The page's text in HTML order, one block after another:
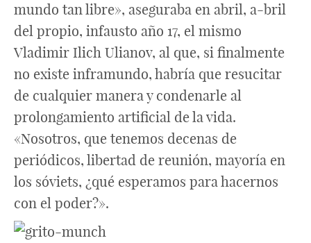
mundo tan libre», aseguraba en abril, a-bril
del propio, infausto año 17, el mismo
Vladimir Ilich Ulianov, al que, si finalmente
no existe inframundo, habría que resucitar
de cualquier manera y condenarle al
prolongamiento artificial de la vida.
«Nosotros, que tenemos decenas de
periódicos, libertad de reunión, mayoría en
los sóviets, ¿qué esperamos para hacernos
con el poder?».